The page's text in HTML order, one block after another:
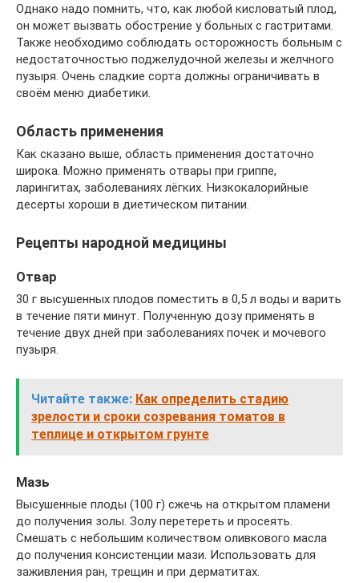
Однако надо помнить, что, как любой кисловатый плод,
он может вызвать обострение у больных с гастритами.
Также необходимо соблюдать осторожность больным с
недостаточностью поджелудочной железы и желчного
пузыря. Очень сладкие сорта должны ограничивать в
своём меню диабетики.
Область применения
Как сказано выше, область применения достаточно
широка. Можно применять отвары при гриппе,
ларингитах, заболеваниях лёгких. Низкокалорийные
десерты хороши в диетическом питании.
Рецепты народной медицины
Отвар
30 г высушенных плодов поместить в 0,5 л воды и варить
в течение пяти минут. Полученную дозу применять в
течение двух дней при заболеваниях почек и мочевого
пузыря.
Читайте также: Как определить стадию
зрелости и сроки созревания томатов в
теплице и открытом грунте
Мазь
Высушенные плоды (100 г) сжечь на открытом пламени
до получения золы. Золу перетереть и просеять.
Смешать с небольшим количеством оливкового масла
до получения консистенции мази. Использовать для
заживления ран, трещин и при дерматитах.